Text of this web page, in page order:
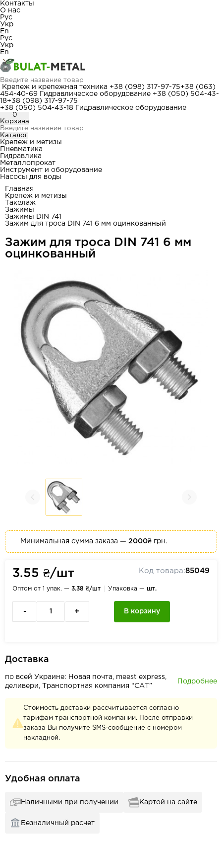
Контакты
О нас
Рус
Укр
En
Рус
Укр
En
Крепеж и крепежная техника +38 (098) 317-97-75+38 (063)
454-40-69
Гидравлическое оборудование +38 (050) 504-43-
18+38 (098) 317-97-75
+38 (050) 504-43-18
Гидравлическое оборудование
0
Корзина
Каталог
Крепеж и метизы
Пневматика
Гидравлика
Металлопрокат
Инструмент и оборудование
Насосы для воды
Главная
Крепеж и метизы
Такелаж
Зажимы
Зажимы DIN 741
Зажим для троса DIN 741 6 мм оцинкованный
Зажим для троса DIN 741 6 мм
оцинкованный
Минимальная сумма заказа — 2000₴ грн.
3.55 ₴/шт Код товара:85049
Оптом от 1 упак. — 3.38 ₴/шт Упаковка — шт.
- + В корзину
Доставка
по всей Украине: Новая почта, meest express,
деливери, Транспортная компания “САТ”
Подробнее
Стоимость доставки рассчитывается согласно
тарифам транспортной компании. После отправки
заказа Вы получите SMS-сообщение с номером
накладной.
Удобная оплата
Наличными при получении Картой на сайте
Безналичный расчет